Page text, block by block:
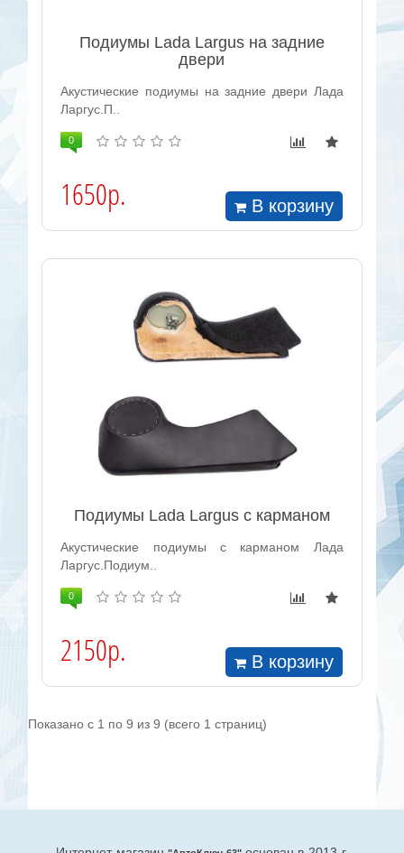
Подиумы Lada Largus на задние
двери
Акустические подиумы на задние двери Лада
Ларгус.П..
0
1650р. В корзину
Подиумы Lada Largus с карманом
Акустические подиумы с карманом Лада
Ларгус.Подиум..
0
2150р. В корзину
Показано с 1 по 9 из 9 (всего 1 страниц)